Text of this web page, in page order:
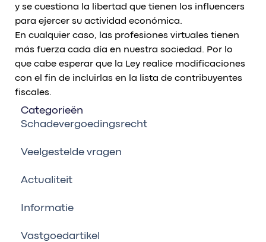
y se cuestiona la libertad que tienen los influencers
para ejercer su actividad económica.
En cualquier caso, las profesiones virtuales tienen
más fuerza cada día en nuestra sociedad. Por lo
que cabe esperar que la Ley realice modificaciones
con el fin de incluirlas en la lista de contribuyentes
fiscales.
Categorieën
Schadevergoedingsrecht
Veelgestelde vragen
Actualiteit
Informatie
Vastgoedartikel